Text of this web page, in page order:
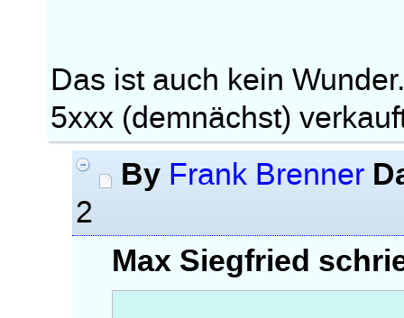
Das ist auch kein
5xxx (demnächst)
By Frank Brenner
2
Max Siegfried